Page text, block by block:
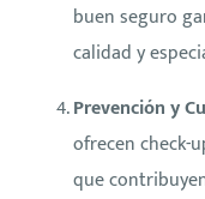
buen seguro
calidad y
Prevención y
ofrecen check-
que